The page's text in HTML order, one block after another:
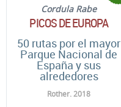
Cordula Rabe
PICOS DE EUROPA
50 rutas por el mayor
Parque Nacional de
España y sus
alrededores
Rother. 2018